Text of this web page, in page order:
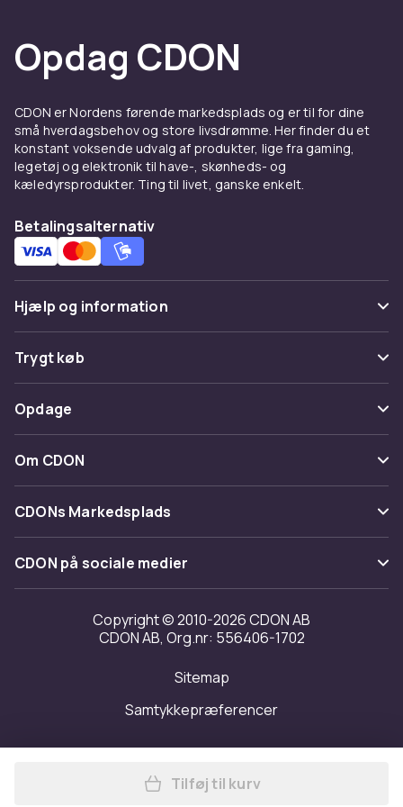
opvaskemaskine, hvilket gør rengøringsprocessen
betydeligt lettere. Dette er en praktisk løsning, der
sparer tid og sikrer brugervenlighed.
Farve
Sort
Volumen (liter)
2
Enkelt
Materiale
Plast
Effekt
2200
Vægt
Vægt, kilo
0
afd92e82-af38-5ee5-b952-1ef7c8b79f84
Produktsikkerhedsinformation
Opdag CDON
CDON er Nordens førende markedsplads og er til for dine
små hverdagsbehov og store livsdrømme. Her finder du et
konstant voksende udvalg af produkter, lige fra gaming,
legetøj og elektronik til have-, skønheds- og
kæledyrsprodukter. Ting til livet, ganske enkelt.
Betalingsalternativ
Hjælp og information
Ofte stillede spørgsmål
Spor pakke
Fortryd & returner her
Kontakt os
Trygt køb
Betaling
Levering
Tilbagekaldelser
Opdage
Kategorier
Maerke
Om CDON
Om os
Kundeanmeldelser
Arbejd på CDON
Investor relations
Tilgængelighed
CDONs Markedsplads
Merchant Help Center
CDON på sociale medier
Copyright © 2010-2026 CDON AB
CDON AB, Org.nr: 556406-1702
Sitemap
Samtykkepræferencer
Læg Federation friture
Tilføj til kurv